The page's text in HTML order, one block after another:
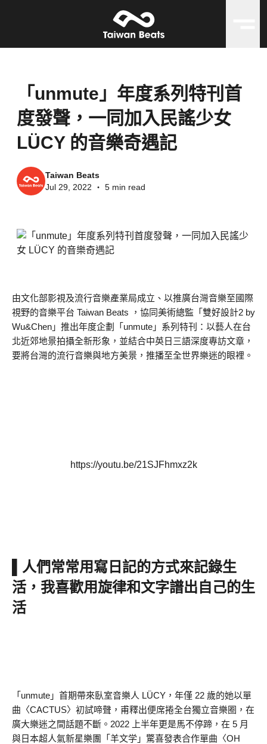
「unmute」年度系列特刊首
度發聲，一同加入民謠少女
LÜCY 的音樂奇遇記
Taiwan Beats
Jul 29, 2022 ・ 5 min read
由文化部影視及流行音樂產業局成立、以推廣台灣音樂至國際
視野的音樂平台 Taiwan Beats ，協同美術總監「雙好設計2 by
Wu&Chen」推出年度企劃「unmute」系列特刊：以藝人在台
北近郊地景拍攝全新形象，並結合中英日三語深度專訪文章，
要將台灣的流行音樂與地方美景，推播至全世界樂迷的眼裡。
https://youtu.be/21SJFhmxz2k
▌人們常常用寫日記的方式來記錄生
活，我喜歡用旋律和文字譜出自己的生
活
「unmute」首期帶來臥室音樂人 LÜCY，年僅 22 歲的她以單
曲〈CACTUS〉初試啼聲，甫釋出便席捲全台獨立音樂圈，在
廣大樂迷之間話題不斷。2022 上半年更是馬不停蹄，在 5 月
與日本超人氣新星樂團「羊文学」驚喜發表合作單曲〈OH